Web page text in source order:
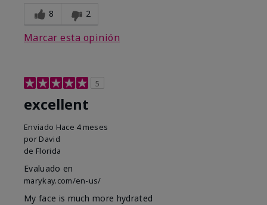
8 2
Marcar esta opinión
5
excellent
Enviado Hace 4 meses
por David
de Florida
Evaluado en
marykay.com/en-us/
My face is much more hydrated